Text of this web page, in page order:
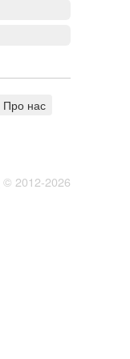
Про нас
© 2012-2026